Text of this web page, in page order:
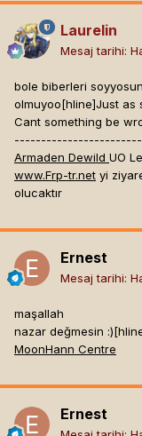
Laurelin
Mesaj tarihi:
bole biberleri soyyosun
olmuyoo[hline]Just as
Cant something be
Armaden Dewild UO
www.Frp-tr.net yi
olucaktır
Ernest
Mesaj tarihi:
maşallah
nazar değmesin
MoonHann Centre
Ernest